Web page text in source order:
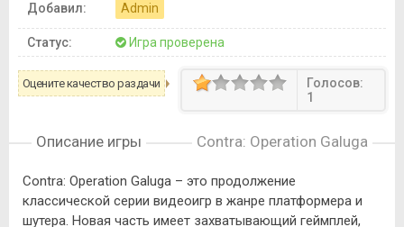
Добавил: Admin
Статус: Игра проверена
Оцените качество раздачи
Голосов:
1
Описание игры Contra: Operation Galuga
Contra: Operation Galuga – это продолжение
классической серии видеоигр в жанре платформера и
шутера. Новая часть имеет захватывающий геймплей,